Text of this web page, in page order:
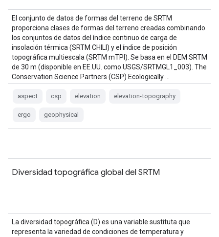
El conjunto de datos de formas del terreno de SRTM
proporciona clases de formas del terreno creadas combinando
los conjuntos de datos del índice continuo de carga de
insolación térmica (SRTM CHILI) y el índice de posición
topográfica multiescala (SRTM mTPI). Se basa en el DEM SRTM
de 30 m (disponible en EE.UU. como USGS/SRTMGL1_003). The
Conservation Science Partners (CSP) Ecologically …
aspect csp elevation elevation-topography
ergo geophysical
Diversidad topográfica global del SRTM
La diversidad topográfica (D) es una variable sustituta que
representa la variedad de condiciones de temperatura y